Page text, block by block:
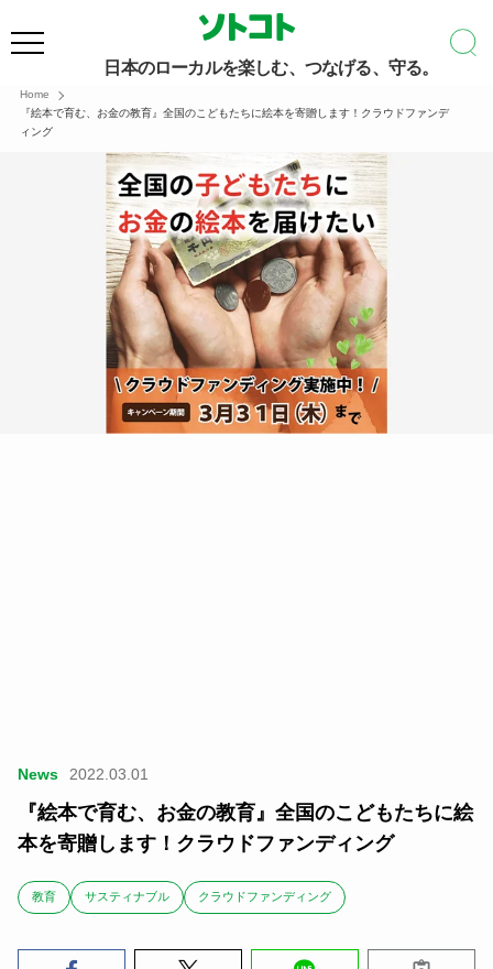
日本のローカルを楽しむ、つなげる、守る。
Home
『絵本で育む、お金の教育』全国のこどもたちに絵本を寄贈します！クラウドファンデ
ィング
News 2022.03.01
『絵本で育む、お金の教育』全国のこどもたちに絵
本を寄贈します！クラウドファンディング
教育 サスティナブル クラウドファンディング